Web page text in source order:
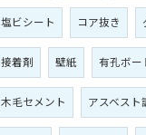
塩ビシート コア抜き
接着剤 壁紙 有孔ボー
木毛セメント アスベスト